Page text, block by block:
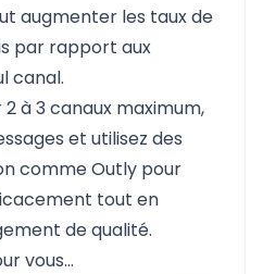
augmenter les taux de
par rapport aux
canal.
à 3 canaux maximum,
et utilisez des
comme Outly pour
tout en
de qualité.
vous…